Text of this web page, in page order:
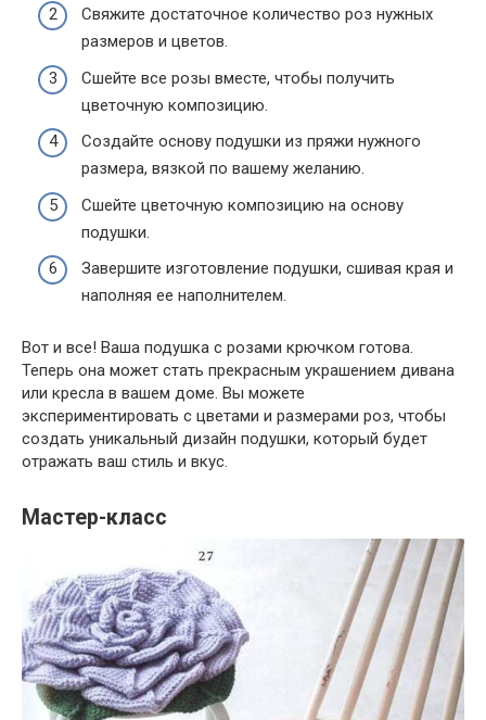
Свяжите достаточное количество роз нужных
размеров и цветов.
Сшейте все розы вместе, чтобы получить
цветочную композицию.
Создайте основу подушки из пряжи нужного
размера, вязкой по вашему желанию.
Сшейте цветочную композицию на основу
подушки.
Завершите изготовление подушки, сшивая края и
наполняя ее наполнителем.
Вот и все! Ваша подушка с розами крючком готова.
Теперь она может стать прекрасным украшением дивана
или кресла в вашем доме. Вы можете
экспериментировать с цветами и размерами роз, чтобы
создать уникальный дизайн подушки, который будет
отражать ваш стиль и вкус.
Мастер-класс